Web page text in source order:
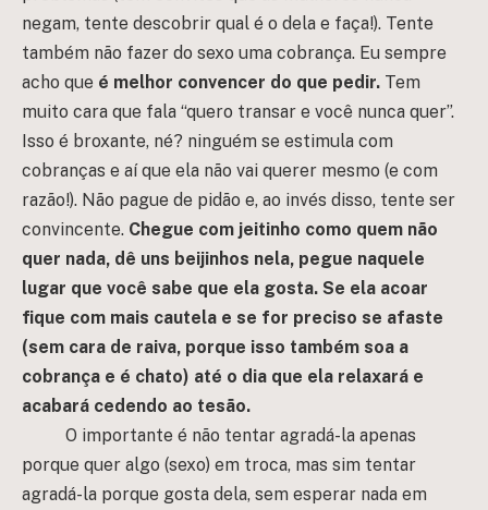
negam, tente descobrir qual é o dela e faça!). Tente
também não fazer do sexo uma cobrança. Eu sempre
acho que é melhor convencer do que pedir. Tem
muito cara que fala “quero transar e você nunca quer”.
Isso é broxante, né? ninguém se estimula com
cobranças e aí que ela não vai querer mesmo (e com
razão!). Não pague de pidão e, ao invés disso, tente ser
convincente. Chegue com jeitinho como quem não
quer nada, dê uns beijinhos nela, pegue naquele
lugar que você sabe que ela gosta. Se ela acoar
fique com mais cautela e se for preciso se afaste
(sem cara de raiva, porque isso também soa a
cobrança e é chato) até o dia que ela relaxará e
acabará cedendo ao tesão.
O importante é não tentar agradá-la apenas
porque quer algo (sexo) em troca, mas sim tentar
agradá-la porque gosta dela, sem esperar nada em